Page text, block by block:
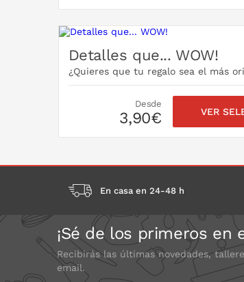
Detalles que... WOW!
¿Quieres que tu regalo sea el más
Desde
3,90€ VER
En casa en 24-48 h
¡Sé de los primeros en
Recibirás las últimas novedades,
email.